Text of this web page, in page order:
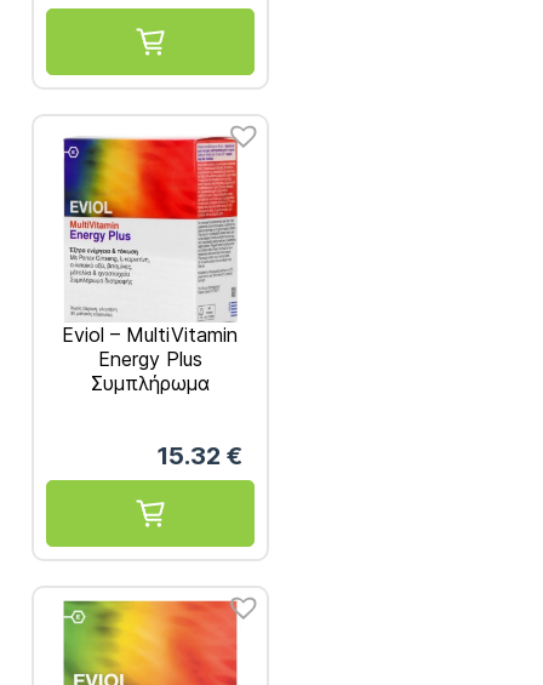
Eviol – MultiVitamin
Energy Plus
Συμπλήρωμα
Απελευθέρωση
Ενέργειας στον
Οργανισμό 30 caps
15.32 €